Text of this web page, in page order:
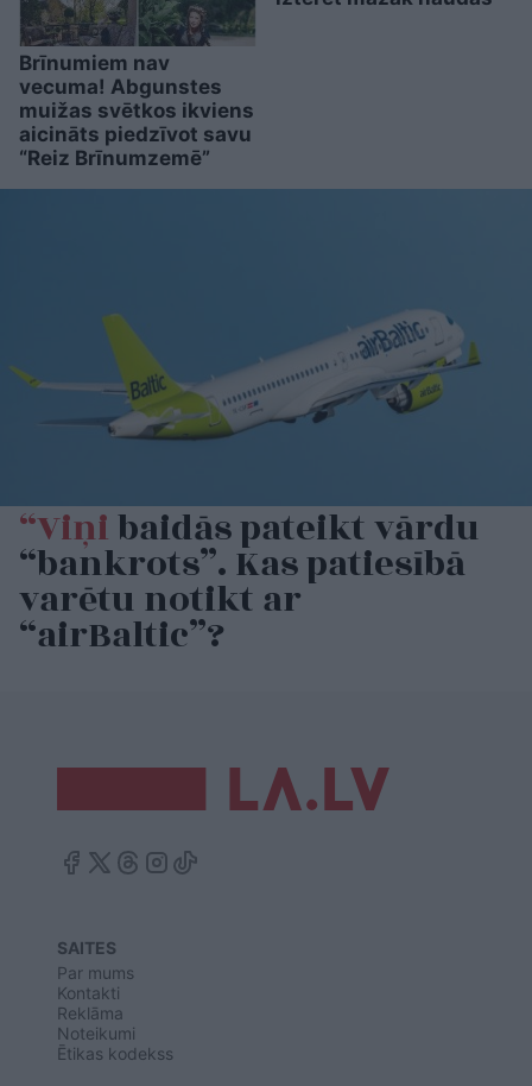
Brīnumiem nav
vecuma! Abgunstes
muižas svētkos ikviens
aicināts piedzīvot savu
“Reiz Brīnumzemē”
“Viņibaidās pateikt vārdu
“bankrots”. Kas patiesībā
varētu notikt ar
“airBaltic”?
SAITES
Par mums
Kontakti
Reklāma
Noteikumi
Ētikas kodekss